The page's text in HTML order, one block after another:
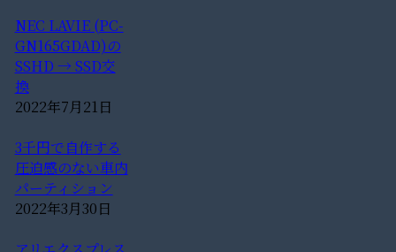
NEC LAVIE (PC-
GN165GDAD)の
SSHD → SSD交
換
2022年7月21日
3千円で自作する
圧迫感のない車内
パーティション
2022年3月30日